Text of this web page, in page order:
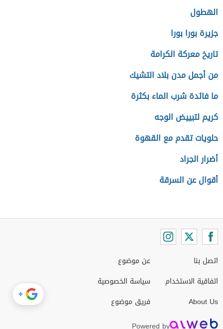
الهطول
جزيرة بورا بورا
تاريخ معركة الكرامة
من أجمل مدن بلاد التشيك
ما فائدة شرب الماء بكثرة
كريم لتبييض الوجه
حلويات تقدم مع القهوة
أضرار الجراد
أقوال عن السرقة
اتصل بنا
اتفاقية الاستخدام
About Us
عن موضوع
سياسة الخصوصية
فريق موضوع
+